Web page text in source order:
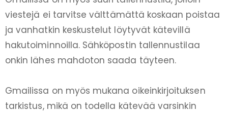
viestejä ei tarvitse välttämättä koskaan poistaa
ja vanhatkin keskustelut löytyvät kätevillä
hakutoiminnoilla. Sähköpostin tallennustilaa
onkin lähes mahdoton saada täyteen.
Gmailissa on myös mukana oikeinkirjoituksen
tarkistus, mikä on todella kätevää varsinkin